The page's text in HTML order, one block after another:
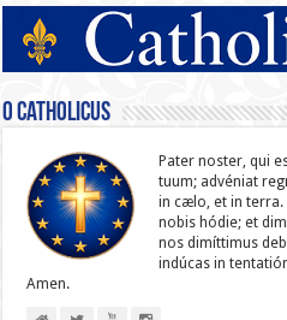
O catholicus
Pater noster, qui
tuum; advéniat
in cælo, et in terra.
nobis hódie; et
nos dimíttimus
indúcas in
Amen.